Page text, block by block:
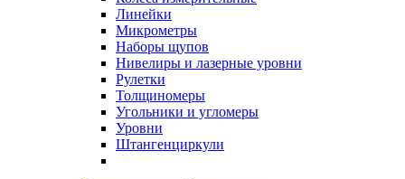
Линейки
Микрометры
Наборы щупов
Нивелиры и лазерные уровни
Рулетки
Толщиномеры
Угольники и угломеры
Уровни
Штангенциркули